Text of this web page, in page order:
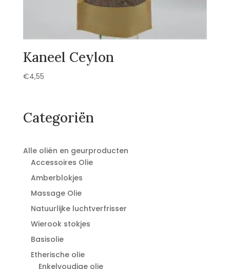
Kaneel Ceylon
€4,55
Categoriën
Alle oliën en geurproducten
Accessoires Olie
Amberblokjes
Massage Olie
Natuurlijke luchtverfrisser
Wierook stokjes
Basisolie
Etherische olie
Enkelvoudige olie